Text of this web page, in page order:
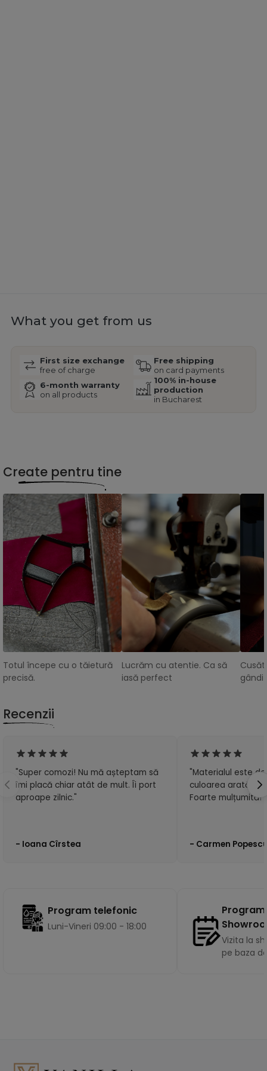
What you get from us
First size exchange
free of charge
Free shipping
on card payments
6-month warranty
on all products
100% in-house
production
in Bucharest
Create pentru tine
Totul începe cu o tăietură
precisă.
Lucrăm cu atentie. Ca să
iasă perfect
Recenzii
"Super comozi! Nu mă așteptam să
îmi placă chiar atât de mult. Îi port
aproape zilnic."
- Ioana Cîrstea
"Materialul este
culoarea arată
Foarte mulțumită!"
- Carmen
Program telefonic
Luni-Vineri 09:00 - 18:00
Vizita la
pe baza